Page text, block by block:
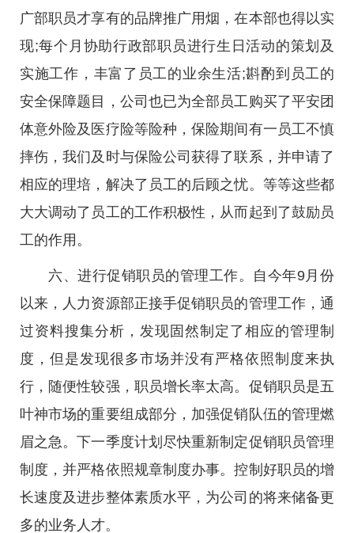
广部职员才享有的品牌推广用烟，在本部也得以实
现;每个月协助行政部职员进行生日活动的策划及
实施工作，丰富了员工的业余生活;斟酌到员工的
安全保障题目，公司也已为全部员工购买了平安团
体意外险及医疗险等险种，保险期间有一员工不慎
摔伤，我们及时与保险公司获得了联系，并申请了
相应的理培，解决了员工的后顾之忧。等等这些都
大大调动了员工的工作积极性，从而起到了鼓励员
工的作用。
六、进行促销职员的管理工作。自今年9月份
以来，人力资源部正接手促销职员的管理工作，通
过资料搜集分析，发现固然制定了相应的管理制
度，但是发现很多市场并没有严格依照制度来执
行，随便性较强，职员增长率太高。促销职员是五
叶神市场的重要组成部分，加强促销队伍的管理燃
眉之急。下一季度计划尽快重新制定促销职员管理
制度，并严格依照规章制度办事。控制好职员的增
长速度及进步整体素质水平，为公司的将来储备更
多的业务人才。